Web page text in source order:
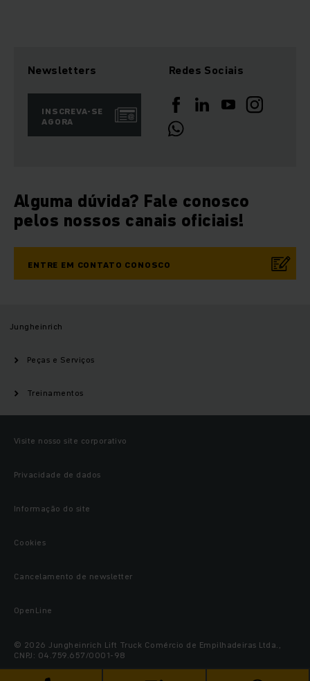
Newsletters
INSCREVA-SE
AGORA
Redes Sociais
Alguma dúvida? Fale conosco
pelos nossos canais oficiais!
ENTRE EM CONTATO CONOSCO
Jungheinrich
Peças e Serviços
Treinamentos
Visite nosso site corporativo
Privacidade de dados
Informação do site
Cookies
Cancelamento de newsletter
OpenLine
© 2026 Jungheinrich Lift Truck Comércio de Empilhadeiras Ltda.,
CNPJ: 04.759.657/0001-98